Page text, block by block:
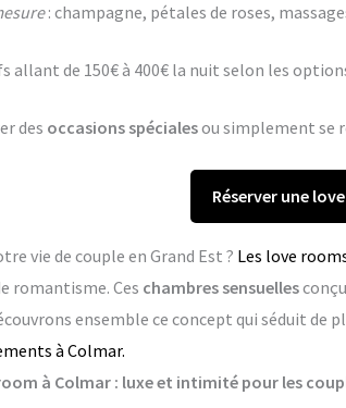
: champagne, pétales de roses,
allant de 150€ à 400€ la nuit selon les
des occasions spécialesou simplement se
Réserver une
vie de couple en Grand Est ? Les love
romantisme. Ces chambres sensuelles
ensemble ce concept qui séduit de
à Colmar.
à Colmar : luxe et intimité pour les